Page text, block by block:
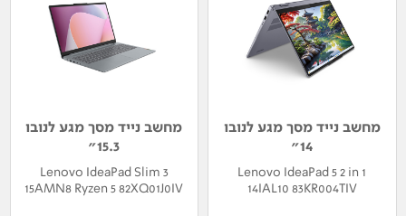
מחשב נייד מסך מגע לנובו
14"
Lenovo IdeaPad 5 2 in 1
14IAL10 83KR004TIV
מחשב נייד מסך מגע לנובו
15.3"
Lenovo IdeaPad Slim 3
15AMN8 Ryzen 5 82XQ01J0IV